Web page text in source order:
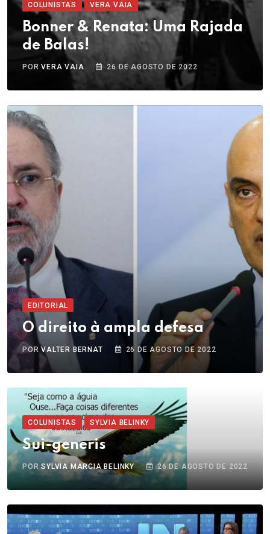
COLUNISTAS VERA VAIA
Bonner & Renata: Uma Rajada
de Balas!
PORVERA VAIA 26 DE AGOSTO DE 2022
EDITORIAL
O direito à ampla defesa
PORVALTER BERNAT 26 DE AGOSTO DE 2022
COLUNISTAS SYLVIA BELINKY
Sui-generis
PORSYLVIA MARCIA BELINKY 26 DE AGOSTO DE 2022